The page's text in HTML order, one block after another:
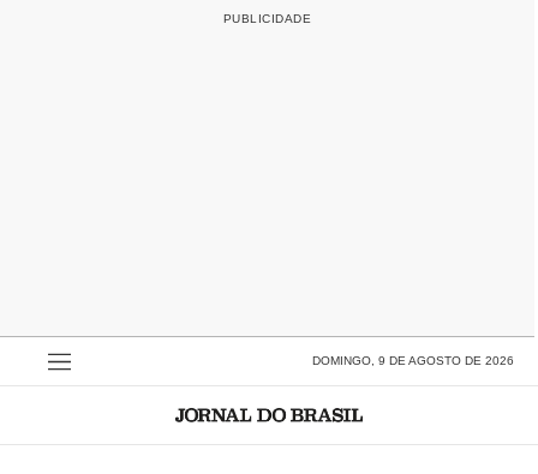
DOMINGO, 9 DE AGOSTO DE 2026